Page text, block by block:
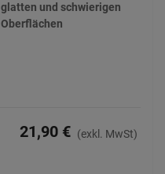
glatten und schwierigen
Oberflächen
21,90 € (exkl. MwSt)